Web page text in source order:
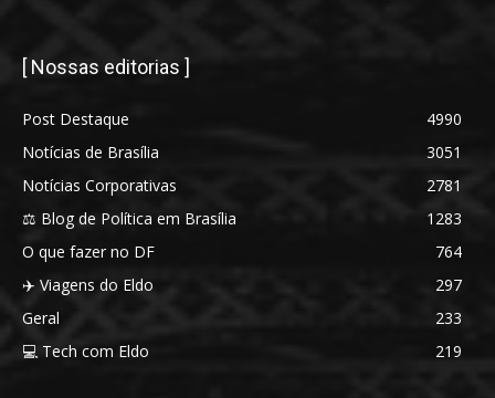
[ Nossas editorias ]
Post Destaque
4990
Notícias de Brasília
3051
Notícias Corporativas
2781
⚖️ Blog de Política em Brasília
1283
O que fazer no DF
764
✈️ Viagens do Eldo
297
Geral
233
💻 Tech com Eldo
219